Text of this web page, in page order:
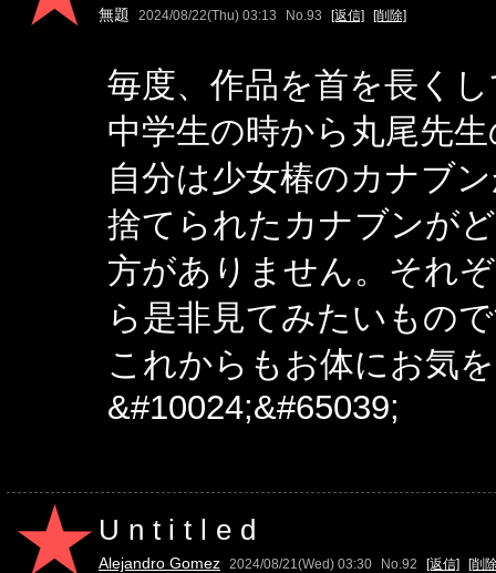
無題 2024/08/22(Thu) 03:13 No.93 [返信] [削除]
毎度、作品を首を長く
中学生の時から丸尾先
自分は少女椿のカナブ
捨てられたカナブンが
方がありません。それ
ら是非見てみたいもの
これからもお体にお気
&#10024;&#65039;
Untitled
Alejandro Gomez 2024/08/21(Wed) 03:30 No.92 [返信] [削